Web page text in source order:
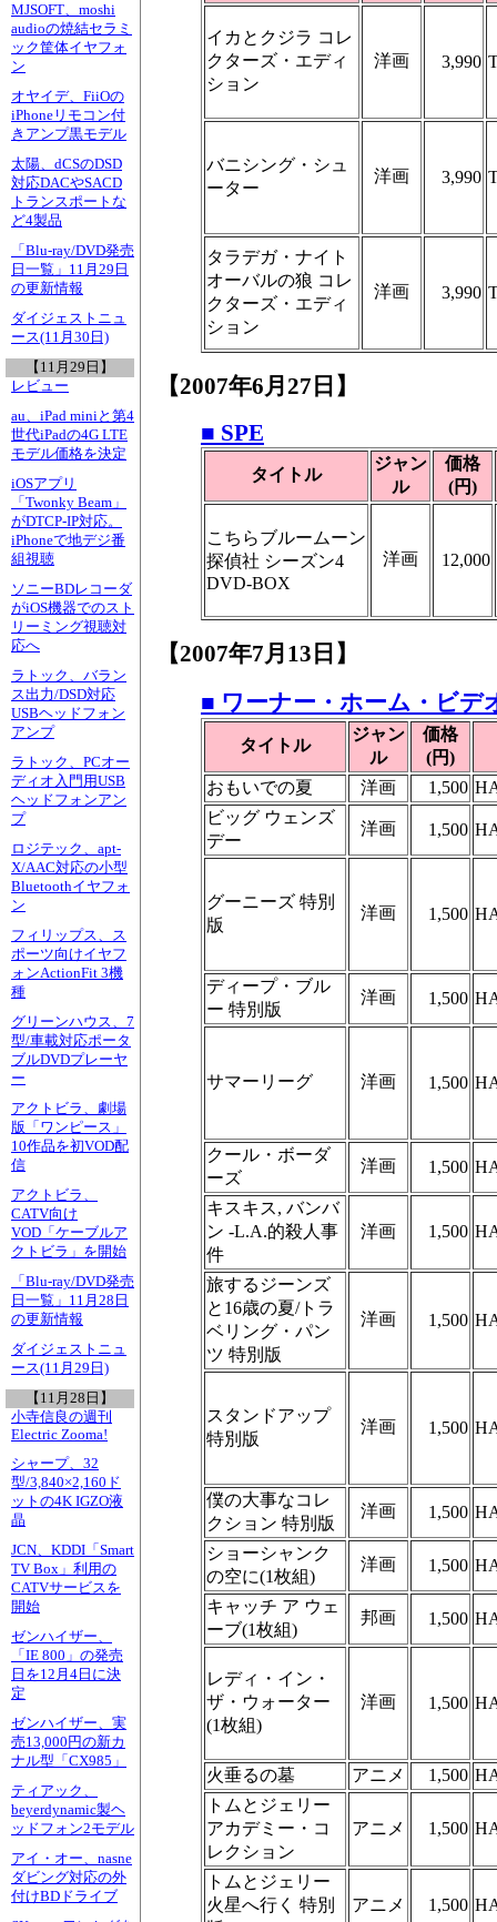
MJSOFT、moshi
audioの焼結セラミ
ック筐体イヤフォ
ン
オヤイデ、FiiOの
iPhoneリモコン付
きアンプ黒モデル
太陽、dCSのDSD
対応DACやSACD
トランスポートな
ど4製品
「Blu-ray/DVD発売
日一覧」11月29日
の更新情報
ダイジェストニュ
ース(11月30日)
【11月29日】
レビュー
au、iPad miniと第4
世代iPadの4G LTE
モデル価格を決定
iOSアプリ
「Twonky Beam」
がDTCP-IP対応。
iPhoneで地デジ番
組視聴
ソニーBDレコーダ
がiOS機器でのスト
リーミング視聴対
応へ
ラトック、バラン
ス出力/DSD対応
USBヘッドフォン
アンプ
ラトック、PCオー
ディオ入門用USB
ヘッドフォンアン
プ
ロジテック、apt-
X/AAC対応の小型
Bluetoothイヤフォ
ン
フィリップス、ス
ポーツ向けイヤフ
ォンActionFit 3機
種
グリーンハウス、7
型/車載対応ポータ
ブルDVDプレーヤ
ー
アクトビラ、劇場
版「ワンピース」
10作品を初VOD配
信
アクトビラ、
CATV向け
VOD「ケーブルア
クトビラ」を開始
「Blu-ray/DVD発売
日一覧」11月28日
の更新情報
ダイジェストニュ
ース(11月29日)
【11月28日】
小寺信良の週刊
Electric Zooma!
シャープ、32
型/3,840×2,160ド
ットの4K IGZO液
晶
JCN、KDDI「Smart
TV Box」利用の
CATVサービスを
開始
ゼンハイザー、
「IE 800」の発売
日を12月4日に決
定
ゼンハイザー、実
売13,000円の新カ
ナル型「CX985」
ティアック、
beyerdynamic製ヘ
ッドフォン2モデル
アイ・オー、nasne
ダビング対応の外
付けBDドライブ
イカとクジラ コレ
クターズ・エディ
ション
洋画 3,990
バニシング・シュ
ーター
洋画 3,990
タラデガ・ナイト
オーバルの狼 コレ
クターズ・エディ
ション
洋画 3,990
【2007年6月27日】
■ SPE
タイトル
ジャン
ル
価格
(円)
こちらブルームーン
探偵社 シーズン4
DVD-BOX
洋画 12,000
【2007年7月13日】
■ ワーナー・ホーム・ビデ
タイトル
ジャン
ル
価格
(円)
おもいでの夏
洋画 1,500
ビッグ ウェンズ
デー
洋画 1,500
グーニーズ 特別
版
洋画 1,500
ディープ・ブル
ー 特別版
洋画 1,500
サマーリーグ 洋画 1,500
クール・ボーダ
ーズ
洋画 1,500
キスキス, バンバ
ン -L.A.的殺人事
件
洋画 1,500
旅するジーンズ
と16歳の夏/トラ
ベリング・パン
ツ 特別版
洋画 1,500
スタンドアップ
特別版
洋画 1,500
僕の大事なコレ
クション 特別版
洋画 1,500
ショーシャンク
の空に(1枚組)
洋画 1,500
キャッチ ア ウェ
ーブ(1枚組)
邦画 1,500
レディ・イン・
ザ・ウォーター
(1枚組)
洋画 1,500
火垂るの墓 アニメ 1,500
トムとジェリー
アカデミー・コ
レクション
アニメ 1,500
トムとジェリー
火星へ行く 特別
アニメ 1,500